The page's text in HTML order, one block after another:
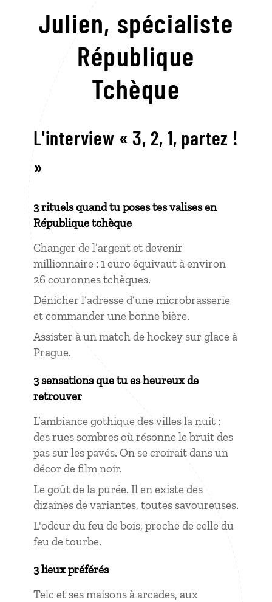
Julien, spécialiste
République
Tchèque
L'interview « 3, 2, 1, partez !
»
3 rituels quand tu poses tes valises en
République tchèque
Changer de l’argent et devenir
millionnaire : 1 euro équivaut à environ
26 couronnes tchèques.
Dénicher l’adresse d’une microbrasserie
et commander une bonne bière.
Assister à un match de hockey sur glace à
Prague.
3 sensations que tu es heureux de
retrouver
L’ambiance gothique des villes la nuit :
des rues sombres où résonne le bruit des
pas sur les pavés. On se croirait dans un
décor de film noir.
Le goût de la purée. Il en existe des
dizaines de variantes, toutes savoureuses.
L'odeur du feu de bois, proche de celle du
feu de tourbe.
3 lieux préférés
Telc et ses maisons à arcades, aux